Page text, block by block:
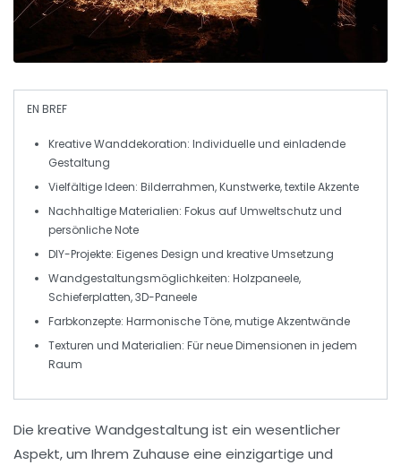
EN BREF
Kreative Wanddekoration: Individuelle und einladende
Gestaltung
Vielfältige Ideen: Bilderrahmen, Kunstwerke, textile Akzente
Nachhaltige Materialien: Fokus auf Umweltschutz und
persönliche Note
DIY-Projekte: Eigenes Design und kreative Umsetzung
Wandgestaltungsmöglichkeiten: Holzpaneele,
Schieferplatten, 3D-Paneele
Farbkonzepte: Harmonische Töne, mutige Akzentwände
Texturen und Materialien: Für neue Dimensionen in jedem
Raum
Die kreative Wandgestaltung ist ein wesentlicher
Aspekt, um Ihrem Zuhause eine einzigartige und